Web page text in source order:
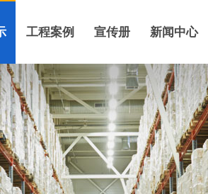
工程案例 宣传册 新闻中心